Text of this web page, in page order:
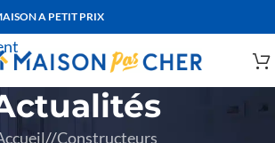
A PETIT PRIX
/ Constructeurs